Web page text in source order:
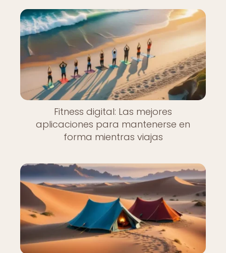
Fitness digital: Las mejores
aplicaciones para mantenerse en
forma mientras viajas